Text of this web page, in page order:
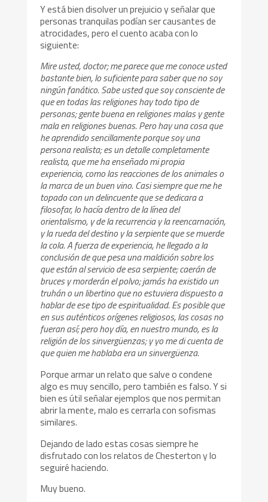
Y está bien disolver un prejuicio y señalar que
personas tranquilas podían ser causantes de
atrocidades, pero el cuento acaba con lo
siguiente:
Mire usted, doctor; me parece que me conoce usted
bastante bien, lo suficiente para saber que no soy
ningún fanático. Sabe usted que soy consciente de
que en todas las religiones hay todo tipo de
personas; gente buena en religiones malas y gente
mala en religiones buenas. Pero hay una cosa que
he aprendido sencillamente porque soy una
persona realista; es un detalle completamente
realista, que me ha enseñado mi propia
experiencia, como las reacciones de los animales o
la marca de un buen vino. Casi siempre que me he
topado con un delincuente que se dedicara a
filosofar, lo hacía dentro de la línea del
orientalismo, y de la recurrencia y la reencarnación,
y la rueda del destino y la serpiente que se muerde
la cola. A fuerza de experiencia, he llegado a la
conclusión de que pesa una maldición sobre los
que están al servicio de esa serpiente; caerán de
bruces y morderán el polvo; jamás ha existido un
truhán o un libertino que no estuviera dispuesto a
hablar de ese tipo de espiritualidad. Es posible que
en sus auténticos orígenes religiosos, las cosas no
fueran así; pero hoy día, en nuestro mundo, es la
religión de los sinvergüenzas; y yo me di cuenta de
que quien me hablaba era un sinvergüenza.
Porque armar un relato que salve o condene
algo es muy sencillo, pero también es falso. Y si
bien es útil señalar ejemplos que nos permitan
abrir la mente, malo es cerrarla con sofismas
similares.
Dejando de lado estas cosas siempre he
disfrutado con los relatos de Chesterton y lo
seguiré haciendo.
Muy bueno.